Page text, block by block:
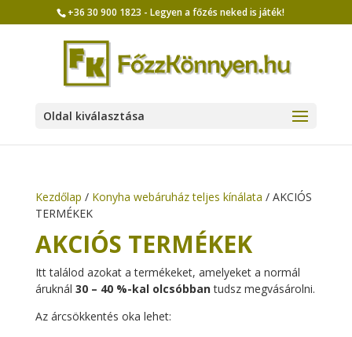
+36 30 900 1823 - Legyen a főzés neked is játék!
Oldal kiválasztása
Kezdőlap / Konyha webáruház teljes kínálata / AKCIÓS
TERMÉKEK
AKCIÓS TERMÉKEK
Itt találod azokat a termékeket, amelyeket a normál
áruknál 30 – 40 %-kal olcsóbbantudsz megvásárolni.
Az árcsökkentés oka lehet: